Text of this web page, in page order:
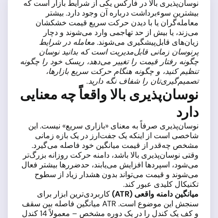
نوسان‌پذیری بالا در فارکس یکی از شرایط بازار است که
بیشترین سوءبرداشت درباره آن وجود دارد. بیشتر
معامله‌گران یا با دیدن حرکت سریع قیمت خشکشان
می‌زند، یا بیش از حد تهاجمی وارد می‌شوند و دچار
زیان‌های قابل‌پیشگیری می‌شوند. معامله در شرایط
پرنوسان زمانی قابل‌مدیریت است که بدانید نوسان
چگونه رفتار قیمت را تغییر می‌دهد، ریسک خود را چگونه
تنظیم کنید، و چگونه هنگام حرکت سریع بازارها،
تصمیم‌گیری‌تان را شفاف نگه دارید.
نوسان‌پذیری بالا واقعاً چه معنایی
دارد
نوسان‌پذیری صرفاً به معنای «بازاری سریع» نیست. این
شاخصی است از اینکه یک جفت‌ارز در یک بازه زمانی
مشخص چه‌قدر از قیمت میانگین خود فاصله می‌گیرد.
وقتی نوسان‌پذیری بالا باشد، دامنه حرکت روزانه بزرگ‌تر
می‌شود، اسپردها افزایش می‌یابند، حدضررها بیشتر فعال
می‌شوند و قیمت می‌تواند بدون هشدار زیاد از سطوح
تکنیکال کلیدی عبور کند.
میانگین دامنه واقعی (ATR)
کاربردی‌ترین ابزار برای
سنجش این موضوع است. ATR میانگین فاصله بین سقف
و کف یک کندل را در یک دوره مشخص – معمولاً 14 کندل